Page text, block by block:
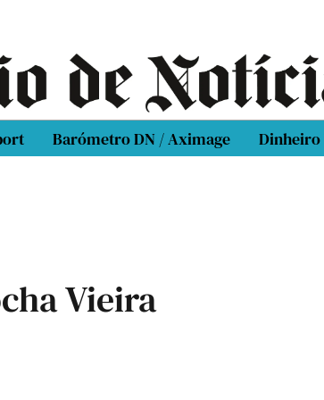
Barómetro DN / Aximage Dinheiro
Vieira